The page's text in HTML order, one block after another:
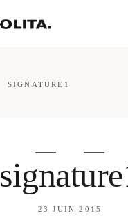
SIGNATURE1
23 JUIN 2015